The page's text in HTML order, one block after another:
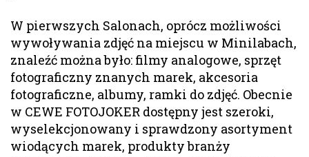
W pierwszych Salonach, oprócz możliwości
wywoływania zdjęć na miejscu w Minilabach,
znaleźć można było: filmy analogowe, sprzęt
fotograficzny znanych marek, akcesoria
fotograficzne, albumy, ramki do zdjęć. Obecnie
w CEWE FOTOJOKER dostępny jest szeroki,
wyselekcjonowany i sprawdzony asortyment
wiodących marek, produkty branży